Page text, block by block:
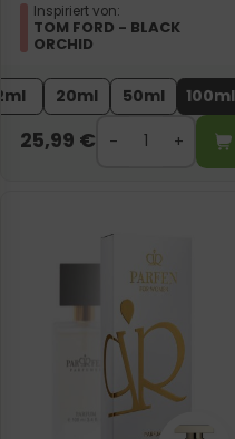
Inspiriert von:
TOM FORD - BLACK
ORCHID
20ml 50ml 100ml
25,99 €